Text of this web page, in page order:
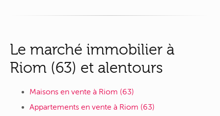
Le marché immobilier à
Riom (63) et alentours
Maisons en vente à Riom (63)
Appartements en vente à Riom (63)